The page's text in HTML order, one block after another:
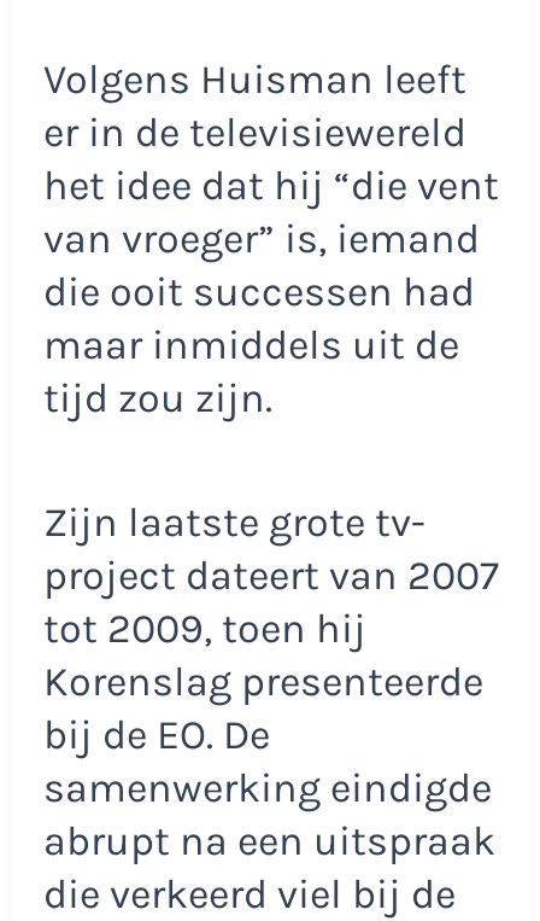
Volgens Huisman leeft
er in de televisiewereld
het idee dat hij “die vent
van vroeger” is, iemand
die ooit successen had
maar inmiddels uit de
tijd zou zijn.
Zijn laatste grote tv-
project dateert van 2007
tot 2009, toen hij
Korenslag presenteerde
bij de EO. De
samenwerking eindigde
abrupt na een uitspraak
die verkeerd viel bij de